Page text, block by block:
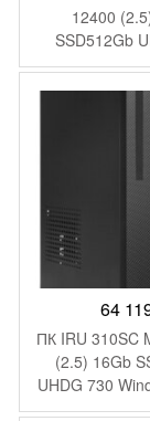
12400
SSD512Gb
Windows 11
WiFi BT
64
ПК IRU 310SC
(2.5) 16Gb
UHDG 730
GbitEth